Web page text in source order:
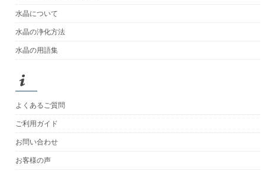
水晶について
水晶の浄化方法
水晶の用語集
よくあるご質問
ご利用ガイド
お問い合わせ
お客様の声